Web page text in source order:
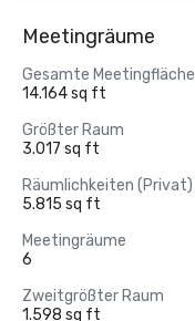
Meetingräume
Gesamte Meetingfläche
14.164 sq ft
Größter Raum
3.017 sq ft
Räumlichkeiten (Privat)
5.815 sq ft
Meetingräume
6
Zweitgrößter Raum
1.598 sq ft